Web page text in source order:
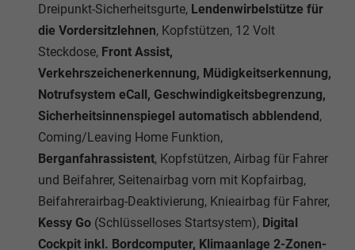
Dreipunkt-Sicherheitsgurte, Lendenwirbelstütze für
die Vordersitzlehnen, Kopfstützen, 12 Volt
Steckdose, Front Assist,
Verkehrszeichenerkennung, Müdigkeitserkennung,
Notrufsystem eCall, Geschwindigkeitsbegrenzung,
Sicherheitsinnenspiegel automatisch abblendend,
Coming/Leaving Home Funktion,
Berganfahrassistent, Kopfstützen, Airbag für Fahrer
und Beifahrer, Seitenairbag vorn mit Kopfairbag,
Beifahrerairbag-Deaktivierung, Knieairbag für Fahrer,
Kessy Go (Schlüsselloses Startsystem), Digital
Cockpit inkl. Bordcomputer, Klimaanlage 2-Zonen-